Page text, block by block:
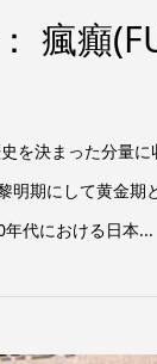
瘋癲
を決まった分量
期にして黄金期
代における日本...